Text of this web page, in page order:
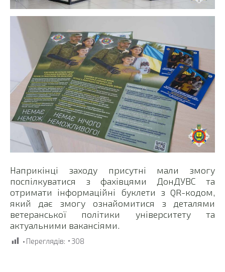
Наприкінці заходу присутні мали змогу
поспілкуватися з фахівцями ДонДУВС та
отримати інформаційні буклети з QR-кодом,
який дає змогу ознайомитися з деталями
ветеранської політики університету та
актуальними вакансіями.
Переглядів: 308